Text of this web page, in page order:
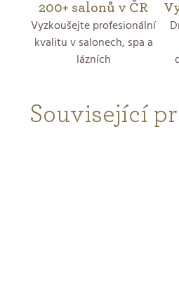
200+ salonů v ČR
Vyzkoušejte profesionální
kvalitu v salonech, spa a
lázních
Související